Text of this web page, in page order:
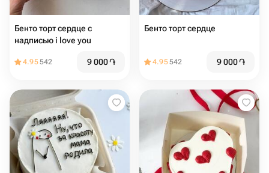
Бенто торт сердце с
надписью i love you
4.95542 9 000֏
Бенто торт сердце
4.95542 9 000֏